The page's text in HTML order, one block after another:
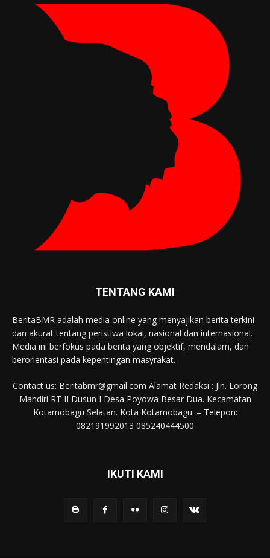
TENTANG KAMI
BeritaBMR adalah media online yang menyajikan berita terkini
dan akurat tentang peristiwa lokal, nasional dan internasional.
Media ini berfokus pada berita yang objektif, mendalam, dan
berorientasi pada kepentingan masyrakat.
Contact us: Beritabmr@gmail.com Alamat Redaksi : Jln. Lorong
Mandiri RT II Dusun I Desa Poyowa Besar Dua. Kecamatan
Kotamobagu Selatan. Kota Kotamobagu. – Telepon:
082191992013 085240444500
IKUTI KAMI